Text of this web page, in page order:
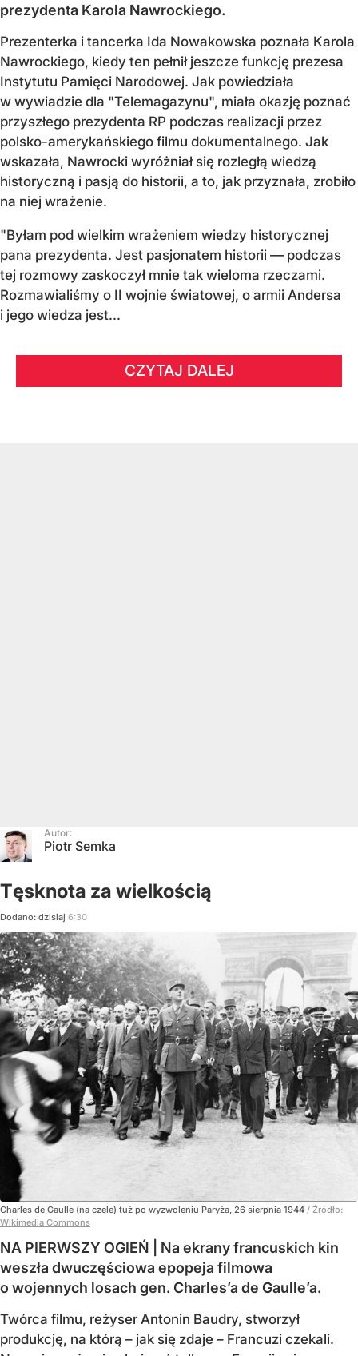
prezydenta Karola Nawrockiego.
Prezenterka i tancerka Ida Nowakowska poznała Karola
Nawrockiego, kiedy ten pełnił jeszcze funkcję prezesa
Instytutu Pamięci Narodowej. Jak powiedziała
w wywiadzie dla "Telemagazynu", miała okazję poznać
przyszłego prezydenta RP podczas realizacji przez
polsko-amerykańskiego filmu dokumentalnego. Jak
wskazała, Nawrocki wyróżniał się rozległą wiedzą
historyczną i pasją do historii, a to, jak przyznała, zrobiło
na niej wrażenie.
"Byłam pod wielkim wrażeniem wiedzy historycznej
pana prezydenta. Jest pasjonatem historii — podczas
tej rozmowy zaskoczył mnie tak wieloma rzeczami.
Rozmawialiśmy o II wojnie światowej, o armii Andersa
i jego wiedza jest...
CZYTAJ DALEJ
Autor:
Piotr Semka
Tęsknota za wielkością
Dodano: dzisiaj 6:30
Charles de Gaulle (na czele) tuż po wyzwoleniu Paryża, 26 sierpnia 1944 / Źródło:
Wikimedia Commons
NA PIERWSZY OGIEŃ | Na ekrany francuskich kin
weszła dwuczęściowa epopeja filmowa
o wojennych losach gen. Charles’a de Gaulle’a.
Twórca filmu, reżyser Antonin Baudry, stworzył
produkcję, na którą – jak się zdaje – Francuzi czekali.